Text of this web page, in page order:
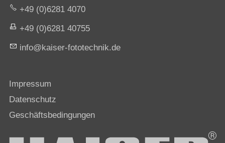
+49 (0)6281 4070
+49 (0)6281 40755
nf
k s r-f t t chn k d
Impressum
Datenschutz
Geschäftsbedingungen